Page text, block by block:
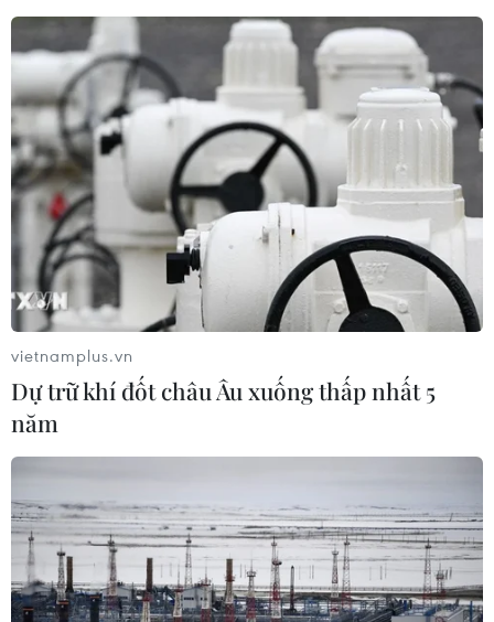
Anh điều tra về vụ bán tập đoàn Autonomy
cho HP
13/03/2013 08:36
gian lận trong thương vụ này.
vietnamplus.vn
Dự trữ khí đốt châu Âu xuống thấp nhất 5
năm